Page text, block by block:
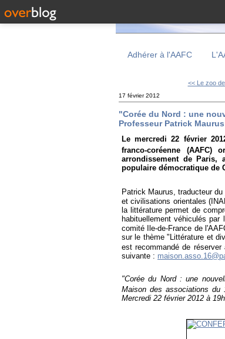
Adhérer à l'AAFC
<< Le zoo
17 février 2012
"Corée du Nord : une
Professeur Patrick
Le mercredi 22 février
franco-coréenne
arrondissement de Paris,
populaire démocratique de
Patrick Maurus, traducteur du
et civilisations orientales
la littérature permet de
habituellement véhiculés
comité Ile-de-France de
sur le thème "Littérature et
est recommandé de
suivante :
"Corée du Nord : une
Maison des associations du
Mercredi 22 février 2012 à